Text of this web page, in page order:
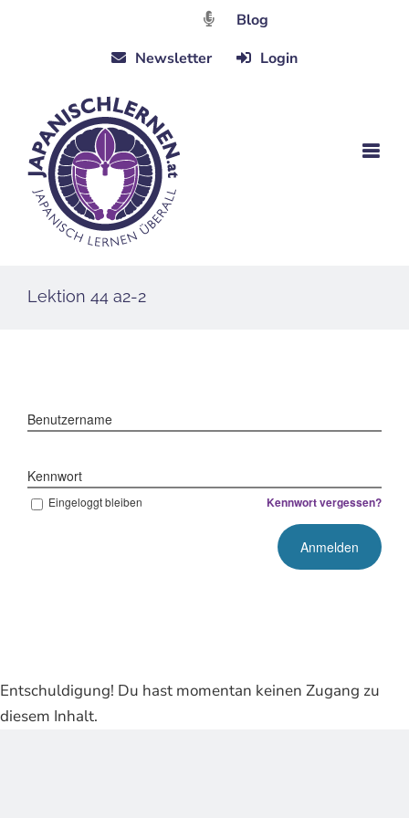
Blog
Newsletter
Login
Lektion 44 a2-2
Benutzername
Kennwort
Eingeloggt bleiben Kennwort vergessen?
Entschuldigung! Du hast momentan keinen Zugang zu
diesem Inhalt.